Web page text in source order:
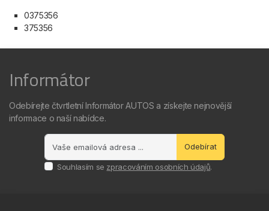
0375356
375356
Informátor
Odebírejte čtvrtletní Informátor AUTOS a získejte nejnovější
informace o naší nabídce.
Odebírat
Souhlasím se zpracováním osobních údajů.